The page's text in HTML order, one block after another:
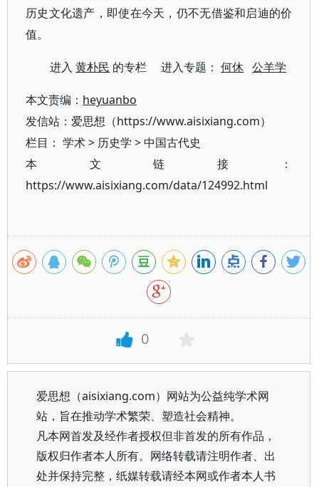
历史文化遗产，即使在今天，仍不无借鉴和启迪的价
值。
进入黄朴民 的专栏 进入专题：何休 公羊学
本文责编： heyuanbo
发信站：爱思想（https://www.aisixiang.com）
栏目： 学术> 历史学 >中国古代史
本文链接：
https://www.aisixiang.com/data/124992.html
0
爱思想（aisixiang.com）网站为公益纯学术网
站，旨在推动学术繁荣、塑造社会精神。
凡本网首发及经作者授权但非首发的所有作品，
版权归作者本人所有。网络转载请注明作者、出
处并保持完整，纸媒转载请经本网或作者本人书